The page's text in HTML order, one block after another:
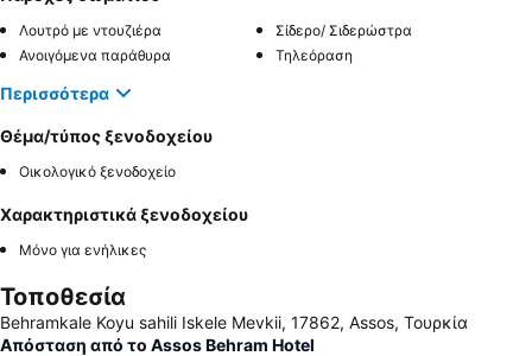
Λουτρό με ντουζιέρα
Σίδερο/ Σιδερώστρα
Ανοιγόμενα παράθυρα
Τηλεόραση
Περισσότερα
Θέμα/τύπος ξενοδοχείου
Οικολογικό ξενοδοχείο
Χαρακτηριστικά ξενοδοχείου
Μόνο για ενήλικες
Τοποθεσία
Behramkale Koyu sahili Iskele Mevkii, 17862, Assos, Τουρκία
Απόσταση από το Assos Behram Hotel